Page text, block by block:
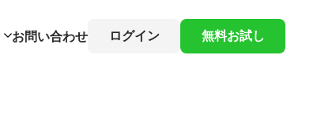
お問い合わせ ログイン 無料お試し